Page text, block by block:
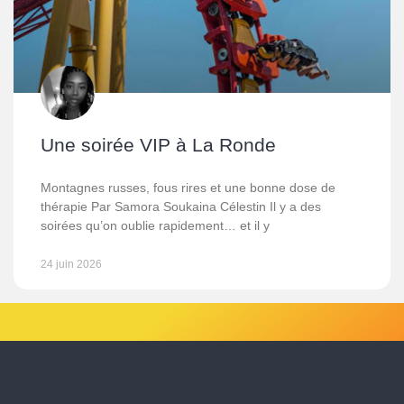
Une soirée VIP à La Ronde
Montagnes russes, fous rires et une bonne dose de
thérapie Par Samora Soukaina Célestin Il y a des
soirées qu’on oublie rapidement… et il y
24 juin 2026